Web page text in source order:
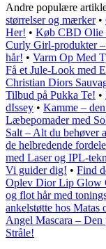
Andre populære
størrelser og mærker•
Her! • Køb CBD Olie
Curly Girl-produkter
hår! • Varm Op Med
Få et Jule-Look med
Christian Diors
Tilbud på Pukka Te! •
dIssey • Kamme –
Læbepomader med
Salt – Alt du behøver
de helbredende
med Laser og IPL-
Vi guider dig! • Find
Oplev Dior Lip Glow
og flot hår med
ankelstøtte hos Matas
Angel Mascara –
Stråle!